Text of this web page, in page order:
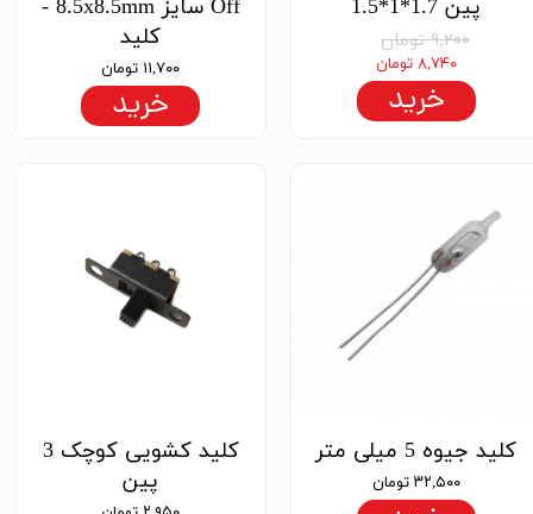
پین 1.7*1*1.5
۹,۲۰۰ تومان
۸,۷۴۰ تومان
خرید
Off سایز 8.5x8.5mm -
کلید
۱۱,۷۰۰ تومان
خرید
کلید جیوه 5 میلی متر
۳۲,۵۰۰ تومان
کلید کشویی کوچک 3
پین